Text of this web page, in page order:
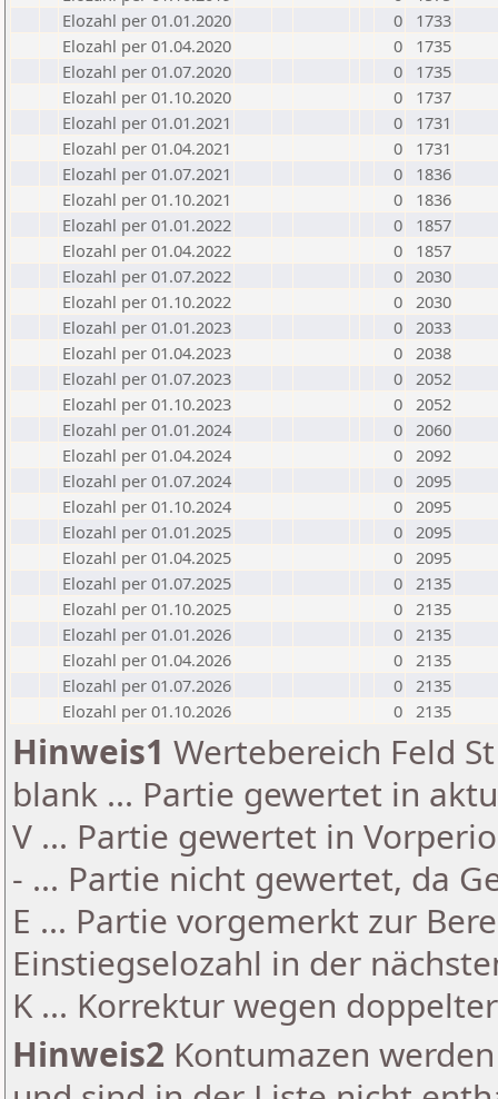
Elozahl per 01.01.2020
0
1733
Elozahl per 01.04.2020
0
1735
Elozahl per 01.07.2020
0
1735
Elozahl per 01.10.2020
0
1737
Elozahl per 01.01.2021
0
1731
Elozahl per 01.04.2021
0
1731
Elozahl per 01.07.2021
0
1836
Elozahl per 01.10.2021
0
1836
Elozahl per 01.01.2022
0
1857
Elozahl per 01.04.2022
0
1857
Elozahl per 01.07.2022
0 2030
Elozahl per 01.10.2022
0 2030
Elozahl per 01.01.2023
0 2033
Elozahl per 01.04.2023
0 2038
Elozahl per 01.07.2023
0 2052
Elozahl per 01.10.2023
0 2052
Elozahl per 01.01.2024
0 2060
Elozahl per 01.04.2024
0 2092
Elozahl per 01.07.2024
0 2095
Elozahl per 01.10.2024
0 2095
Elozahl per 01.01.2025
0 2095
Elozahl per 01.04.2025
0 2095
Elozahl per 01.07.2025
0 2135
Elozahl per 01.10.2025
0 2135
Elozahl per 01.01.2026
0 2135
Elozahl per 01.04.2026
0 2135
Elozahl per 01.07.2026
0 2135
Elozahl per 01.10.2026
0 2135
Hinweis1 Wertebereich Feld
blank ... Partie gewertet in
V ... Partie gewertet in
- ... Partie nicht gewertet, da
E ... Partie vorgemerkt zur
Einstiegselozahl in der
K ... Korrektur wegen
Hinweis2 Kontumazen